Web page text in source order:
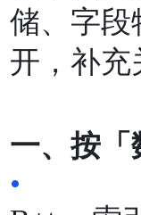
储、字段
开，补充
⼀、按「
•